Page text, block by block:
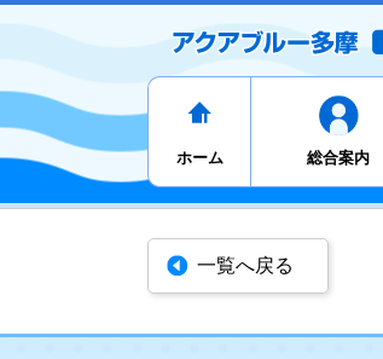
ホーム 総合案内
一覧へ戻る